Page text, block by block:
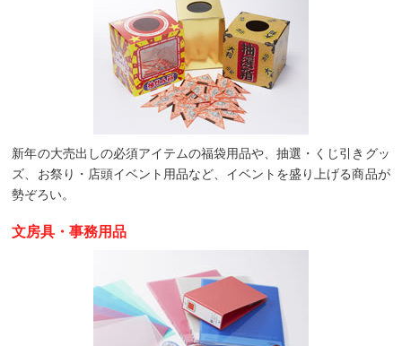
新年の大売出しの必須アイテムの福袋用品や、抽選・くじ引きグッ
ズ、お祭り・店頭イベント用品など、イベントを盛り上げる商品が
勢ぞろい。
文房具・事務用品